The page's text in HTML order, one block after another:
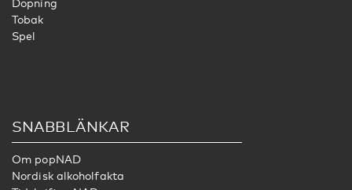
Dopning
Tobak
Spel
SNABBLÄNKAR
Om popNAD
Nordisk alkoholfakta